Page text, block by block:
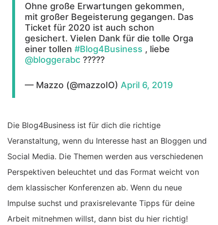
Ohne große Erwartungen gekommen,
mit großer Begeisterung gegangen. Das
Ticket für 2020 ist auch schon
gesichert. Vielen Dank für die tolle Orga
einer tollen#Blog4Business , liebe
@bloggerabc ????‍?
— Mazzo (@mazzoIO) April 6, 2019
Die Blog4Business ist für dich die richtige
Veranstaltung, wenn du Interesse hast an Bloggen und
Social Media. Die Themen werden aus verschiedenen
Perspektiven beleuchtet und das Format weicht von
dem klassischer Konferenzen ab. Wenn du neue
Impulse suchst und praxisrelevante Tipps für deine
Arbeit mitnehmen willst, dann bist du hier richtig!